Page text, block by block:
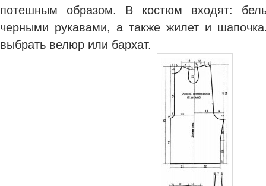
потешным образом. В костюм входят:
черными рукавами, а также жилет и
выбрать велюр или бархат.